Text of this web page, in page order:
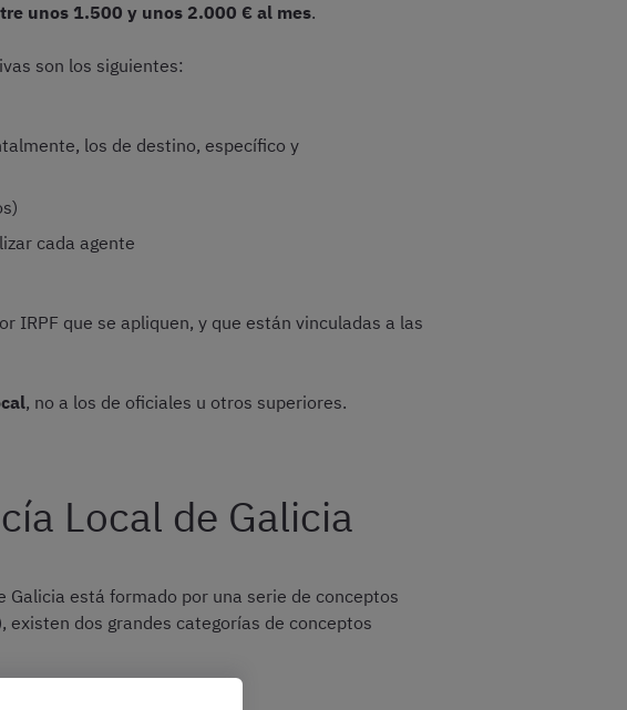
unos 1.500 y unos 2.000 € al mes.
son los siguientes:
los de destino, específico y
cada agente
IRPF que se apliquen, y que están vinculadas a las
, no a los de oficiales u otros superiores.
Local de Galicia
Galicia está formado por una serie de conceptos
existen dos grandes categorías de conceptos